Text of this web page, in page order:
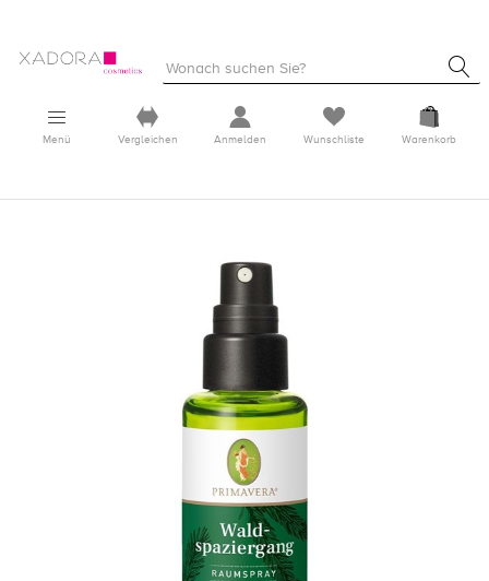
Menü Vergleichen Anmelden Wunschliste Warenkorb